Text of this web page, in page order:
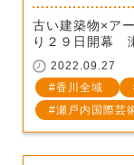
古い建築物×ア
り２９日開幕
2022.09.27
香川全域
瀬戸内国際芸